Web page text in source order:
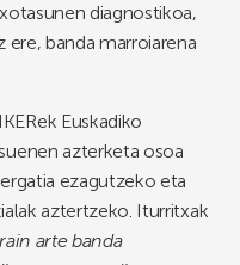
diagnostikoa,
banda marroiarena
Euskadiko
azterketa osoa
ezagutzeko eta
aztertzeko. Iturritxak
arte banda